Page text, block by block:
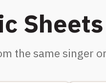
Sheets
the same singer